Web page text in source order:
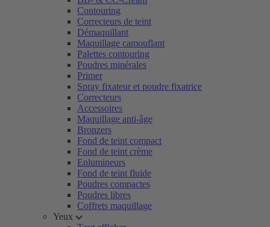
Contouring
Correcteurs de teint
Démaquillant
Maquillage camouflant
Palettes contouring
Poudres minérales
Primer
Spray fixateur et poudre fixatrice
Correcteurs
Accessoires
Maquillage anti-âge
Bronzers
Fond de teint compact
Fond de teint crème
Enlumineurs
Fond de teint fluide
Poudres compactes
Poudres libres
Coffrets maquillage
Yeux